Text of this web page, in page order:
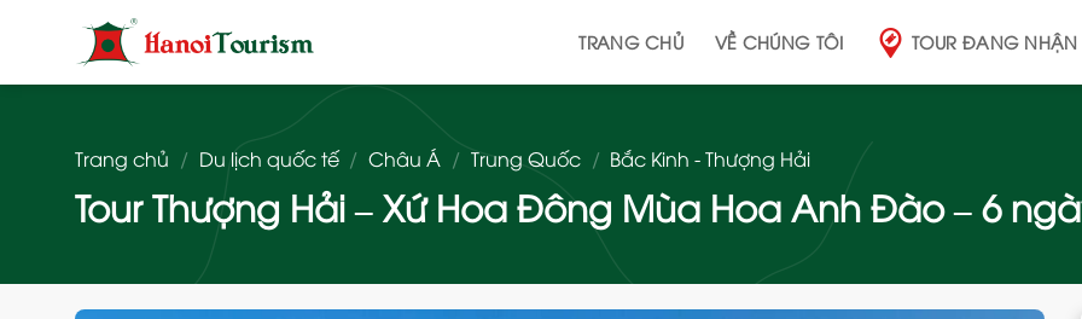
dung
TRANG CHỦ VỀ CHÚNG TÔI TOUR ĐANG
Trang chủ / Du lịch quốc tế / Châu Á / Trung Quốc / Bắc Kinh - Thượng Hải
Tour Thượng Hải – Xứ Hoa Đông Mùa Hoa Anh Đào – 6